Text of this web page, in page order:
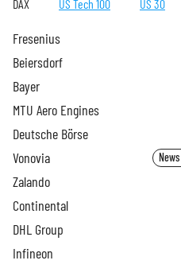
DAX US Tech 100 US 30
Fresenius
Beiersdorf
Bayer
MTU Aero Engines
Deutsche Börse
Vonovia News
Zalando
Continental
DHL Group
Infineon